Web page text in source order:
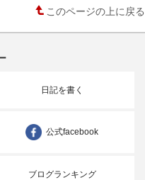
このページの上に戻る
日記を書く
公式facebook
ブログランキング